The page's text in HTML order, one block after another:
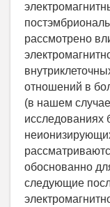
рассмотрено
отношений в
(в нашем
исследованиях
обоснованно
следующие